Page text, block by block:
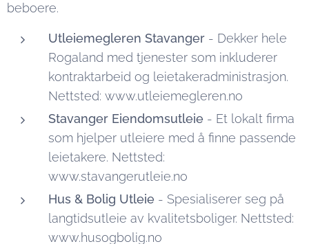
beboere.
Utleiemegleren Stavanger - Dekker hele
Rogaland med tjenester som inkluderer
kontraktarbeid og leietakeradministrasjon.
Nettsted: www.utleiemegleren.no
Stavanger Eiendomsutleie - Et lokalt firma
som hjelper utleiere med å finne passende
leietakere. Nettsted:
www.stavangerutleie.no
Hus & Bolig Utleie - Spesialiserer seg på
langtidsutleie av kvalitetsboliger. Nettsted:
www.husogbolig.no